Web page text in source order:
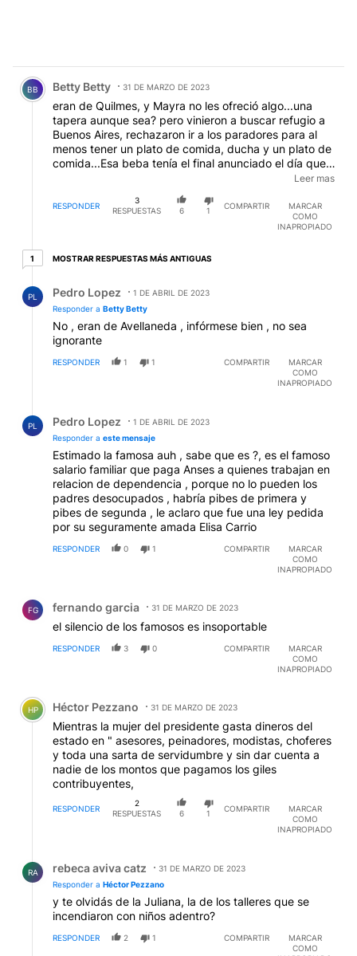
Comentario de Betty Betty.
BB Betty Betty 31 DE MARZO DE 2023
eran de Quilmes, y Mayra no les ofreció algo...una
tapera aunque sea? pero vinieron a buscar refugio a
Buenos Aires, rechazaron ir a los paradores para al
menos tener un plato de comida, ducha y un plato de
comida...Esa beba tenía el final anunciado el día que
nació (hay una beba melliza)..dormir a la interperie a
merced del calor, infecciones por la suciedad,
mosquitos...pobre angel...vida cortita y
sufrida..Espero que tu hermanita corra mejor
indigentes no deben tener hijos, qué primero
psiquiátricas, qué acepten ayuda....no se puede traer
hijos al mundo y que sean castigados desde la cuna,
porque es así...estar en brazos de niñas/madre que
mendigan en los subtes, o en la calle...samarreados
de brazo en brazo porque pedir con un bebé en
brazos impacta más...En esta no culpen a Larreta
Leer mas
RESPONDER
3
RESPUESTAS
6 1
COMPARTIR
MARCAR
COMO
INAPROPIADO
11 respuesta más antiguas
MOSTRAR RESPUESTAS MÁS ANTIGUAS
PL Pedro Lopez
1 DE ABRIL DE 2023
Responder a Betty Betty
No , eran de Avellaneda , infórmese bien , no sea
ignorante
RESPONDER 1 1 COMPARTIR
MARCAR
COMO
INAPROPIADO
PL Pedro Lopez
1 DE ABRIL DE 2023
Responder a este mensaje
Estimado la famosa auh , sabe que es ?, es el famoso
salario familiar que paga Anses a quienes trabajan en
relacion de dependencia , porque no lo pueden los
padres desocupados , habría pibes de primera y
pibes de segunda , le aclaro que fue una ley pedida
por su seguramente amada Elisa Carrio
RESPONDER 0 1 COMPARTIR
MARCAR
COMO
INAPROPIADO
FG fernando garcia 31 DE MARZO DE 2023
el silencio de los famosos es insoportable
RESPONDER 3 0 COMPARTIR
MARCAR
COMO
INAPROPIADO
Comentario de Héctor Pezzano.
HP Héctor Pezzano 31 DE MARZO DE 2023
Mientras la mujer del presidente gasta dineros del
estado en " asesores, peinadores, modistas, choferes
y toda una sarta de servidumbre y sin dar cuenta a
nadie de los montos que pagamos los giles
contribuyentes,
RESPONDER
2
RESPUESTAS
6 1
COMPARTIR
MARCAR
COMO
INAPROPIADO
RA rebeca aviva catz
31 DE MARZO DE 2023
Responder a Héctor Pezzano
y te olvidás de la Juliana, la de los talleres que se
incendiaron con niños adentro?
RESPONDER 2 1 COMPARTIR
MARCAR
COMO